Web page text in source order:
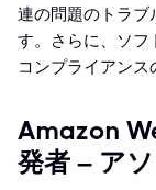
連の問題のトラブ
す。さらに、ソフ
コンプライアンス
Amazon
発者 – ア